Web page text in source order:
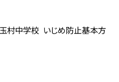
玉村中学校 いじめ防止基本方